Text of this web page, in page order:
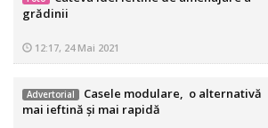
grădinii
12:17, 24 Mai 2021
Advertorial
Casele modulare, o alternativă
mai ieftină și mai rapidă